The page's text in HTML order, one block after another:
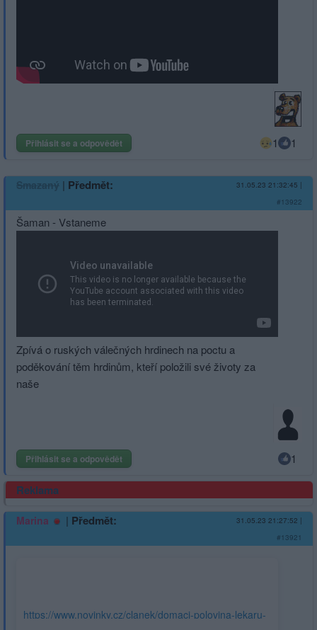
Přihlásit se a odpovědět 1 1
Smazaný | Předmět: 31.05.23 21:32:45 |
#13922
Šaman - Vstaneme
Zpívá o ruských válečných hrdinech na poctu a
poděkování těm hrdinům, kteří položili své životy za
naše
Přihlásit se a odpovědět 1
Reklama
Marina | Předmět: 31.05.23 21:27:52 |
#13921
https://www.novinky.cz/clanek/domaci-polovina-lekaru-